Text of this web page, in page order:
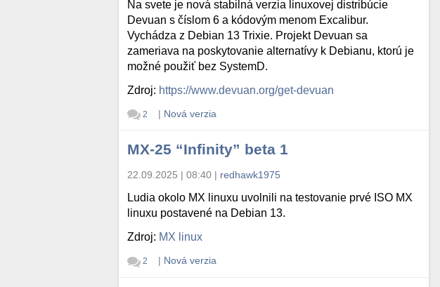
Na svete je nová stabilná verzia linuxovej distribúcie
Devuan s číslom 6 a kódovým menom Excalibur.
Vychádza z Debian 13 Trixie. Projekt Devuan sa
zameriava na poskytovanie alternatívy k Debianu, ktorú je
možné použiť bez SystemD.
Zdroj: https://www.devuan.org/get-devuan
2 | Nová verzia
MX-25 “Infinity” beta 1
22.09.2025 | 08:40 | redhawk1975
Ludia okolo MX linuxu uvolnili na testovanie prvé ISO MX
linuxu postavené na Debian 13.
Zdroj: MX linux
2 | Nová verzia